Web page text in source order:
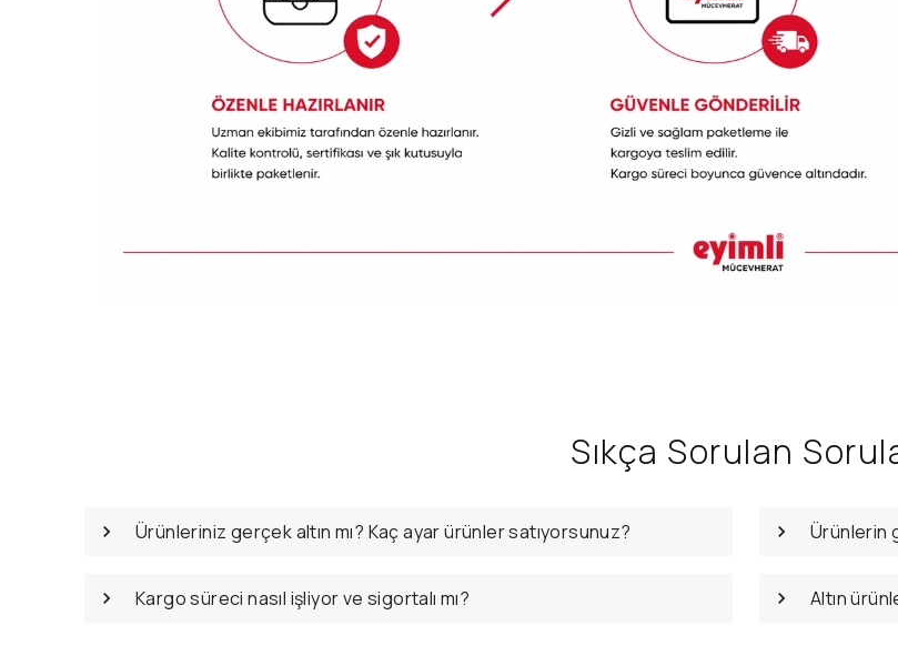
Sıkça Sorulan
Ürünleriniz gerçek altın mı? Kaç ayar ürünler satıyorsunuz? Ürünlerin
Kargo süreci nasıl işliyor ve sigortalı mı? Altın